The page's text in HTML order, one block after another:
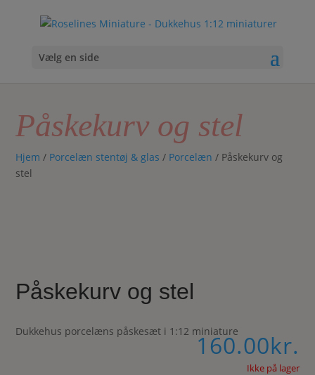
Vælg en side
Påskekurv og stel
Hjem / Porcelæn stentøj & glas / Porcelæn / Påskekurv og
stel
Påskekurv og stel
Dukkehus porcelæns påskesæt i 1:12 miniature
160.00kr.
Ikke på lager